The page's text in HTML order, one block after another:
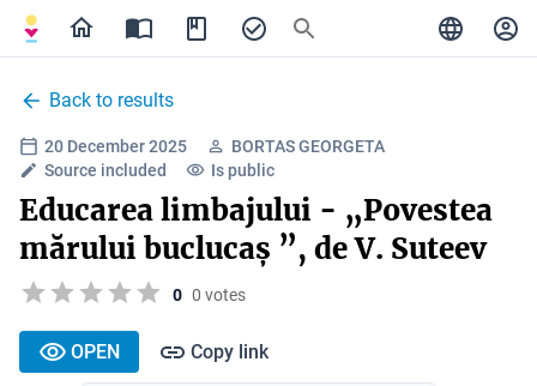
Back to results
20 December 2025
BORTAS GEORGETA
Source included
Is public
Educarea limbajului - „Povestea
mărului buclucaș ”, de V. Suteev
0 0 votes
OPEN Copy link